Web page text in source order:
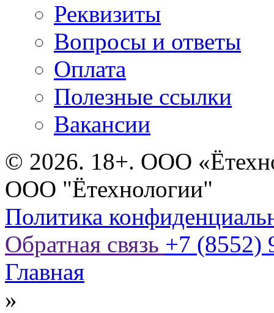
Реквизиты
Вопросы и ответы
Оплата
Полезные ссылки
Вакансии
© 2026. 18+. ООО
ООО "Ётехнологии"
Политика
Обратная связь +7 (8552)
Главная
»